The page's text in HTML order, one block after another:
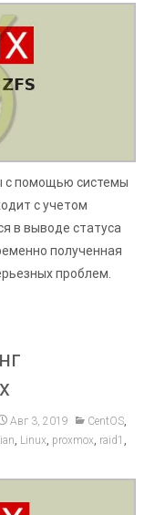
с помощью системы
с учетом
в выводе статуса
полученная
проблем.
Авг 3, 2019 CentOS,
, Linux, proxmox, raid1 ,